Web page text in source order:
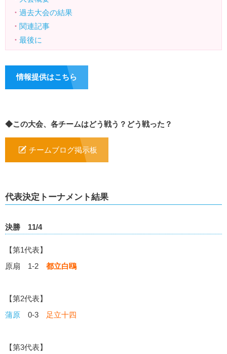
・ 過去大会の結果
・ 関連記事
・ 最後に
情報提供はこちら
◆この大会、各チームはどう戦う？どう戦った？
チームブログ掲示板
代表決定トーナメント結果
決勝 11/4
【第1代表】
原扇 1-2 都立白鴎
【第2代表】
蒲原 0-3 足立十四
【第3代表】